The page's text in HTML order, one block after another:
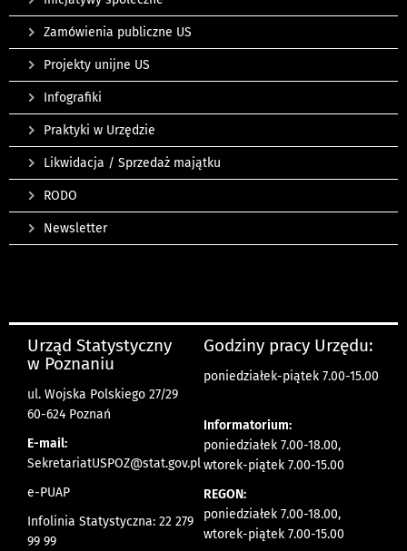
Zamówienia publiczne US
Projekty unijne US
Infografiki
Praktyki w Urzędzie
Likwidacja / Sprzedaż majątku
RODO
Newsletter
Urząd Statystyczny
w Poznaniu
ul. Wojska Polskiego 27/29
60-624 Poznań
E-mail:
SekretariatUSPOZ@stat.gov.pl
e-PUAP
Infolinia Statystyczna: 22 279
99 99
Godziny pracy Urzędu:
poniedziałek-piątek 7.00-15.00
Informatorium:
poniedziałek 7.00-18.00,
wtorek-piątek 7.00-15.00
REGON:
poniedziałek 7.00-18.00,
wtorek-piątek 7.00-15.00